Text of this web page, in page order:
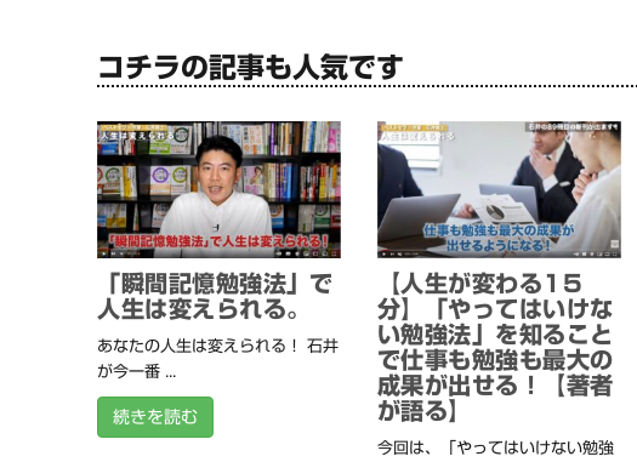
コチラの記事も人気です
「瞬間記憶勉強法」で
人生は変えられる。
あなたの人生は変えられる！ 石井
が今一番 ...
続きを読む
【人生が変わる15
分】「やってはいけな
い勉強法」を知ること
で仕事も勉強も最大の
成果が出せる！【著者
が語る】
今回は、「やってはいけない勉強